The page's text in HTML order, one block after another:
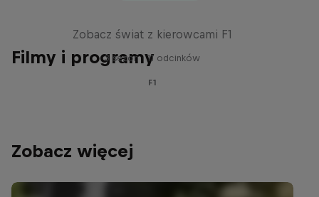
Filmy i programy
Zobacz świat z kierowcami F1
3 sezon · 11 odcinków
F1
Zobacz więcej